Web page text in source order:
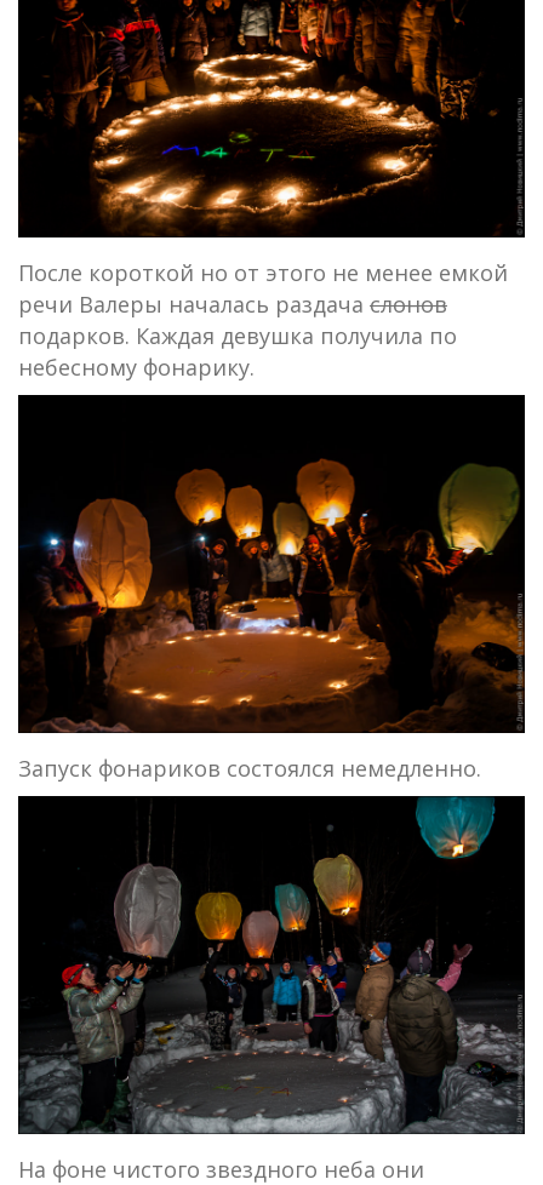
После короткой но от этого не менее емкой
речи Валеры началась раздача слонов
подарков. Каждая девушка получила по
небесному фонарику.
Запуск фонариков состоялся немедленно.
На фоне чистого звездного неба они